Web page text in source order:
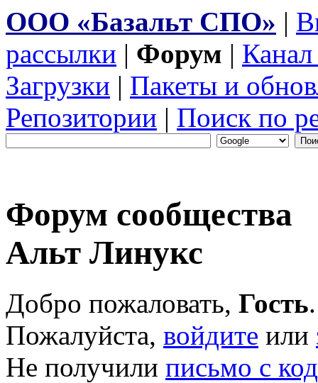
ООО «Базальт СПО» |
рассылки | Форум |
Загрузки | Пакеты и
Репозитории | Поиск по
Форум сообщества
Альт Линукс
Добро пожаловать, Гость.
Пожалуйста, войдите или
Не получили письмо с